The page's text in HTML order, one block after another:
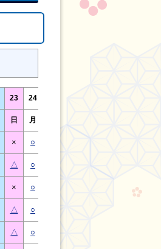
23 24
日 月
× ○
△ ○ ○
× ○
△ ○
△ ○